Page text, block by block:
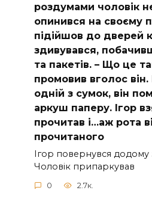
роздумами чоловік
опинився на своєму
підійшов до дверей
здивувався,
та пакетів. – Що це
промовив вголос
одній з сумок, він
аркуш паперу. Ігор
прочитав і…аж рота
прочитаного
Ігор повернувся додому
Чоловік припаркував
0 2.7к.